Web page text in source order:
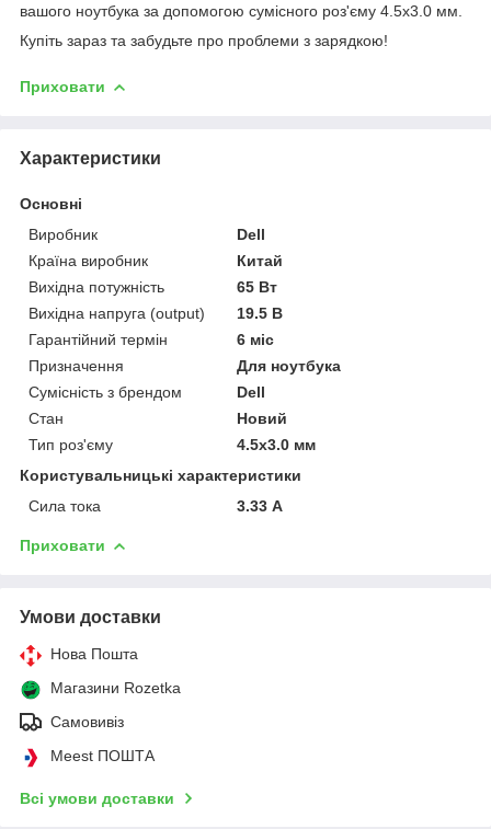
вашого ноутбука за допомогою сумісного роз'єму 4.5x3.0 мм.
Купіть зараз та забудьте про проблеми з зарядкою!
Приховати
Характеристики
Основні
Виробник
Dell
Країна виробник
Китай
Вихідна потужність
65 Вт
Вихідна напруга (output)
19.5 В
Гарантійний термін
6 міс
Призначення
Для ноутбука
Сумісність з брендом
Dell
Стан
Новий
Тип роз'єму
4.5x3.0 мм
Користувальницькі характеристики
Сила тока
3.33 А
Приховати
Умови доставки
Нова Пошта
Магазини Rozetka
Самовивіз
Meest ПОШТА
Всі умови доставки